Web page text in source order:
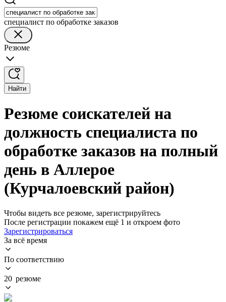
специалист по обработке заказов
Резюме
Найти
Резюме соискателей на
должность специалиста по
обработке заказов на полный
день в Аллерое
(Курчалоевский район)
Чтобы видеть все резюме, зарегистрируйтесь
После регистрации покажем ещё 1 и откроем фото
Зарегистрироваться
За всё время
По соответствию
20 резюме